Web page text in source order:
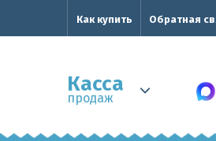
Как купить Обратная
Касса
продаж